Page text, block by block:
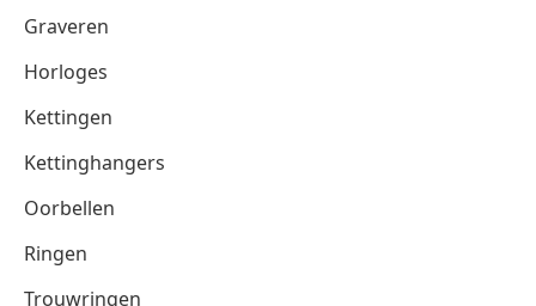
Graveren
Horloges
Kettingen
Kettinghangers
Oorbellen
Ringen
Trouwringen